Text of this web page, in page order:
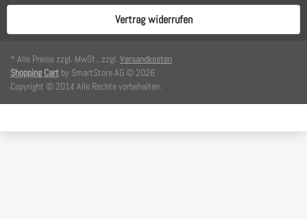
Vertrag widerrufen
* Alle Preise zzgl. MwSt., zzgl. Versandkosten
Shopping Cart by SmartStore AG © 2026
Copyright © 2014 Alle Rechte vorbehalten.